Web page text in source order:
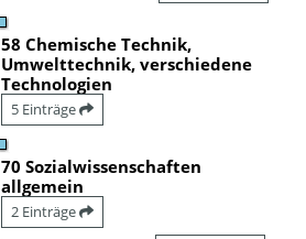
58 Chemische Technik,
Umwelttechnik, verschiedene
Technologien
5 Einträge
70 Sozialwissenschaften
allgemein
2 Einträge